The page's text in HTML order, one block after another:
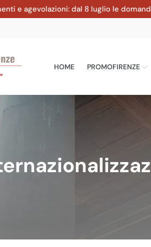
dal 8 luglio le domande al
HOME PROMOFIRENZE